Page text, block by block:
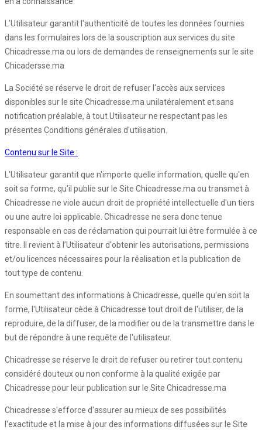
L’Utilisateur garantit l'authenticité de toutes les données fournies
dans les formulaires lors de la souscription aux services du site
Chicadresse.ma ou lors de demandes de renseignements sur le site
Chicadersse.ma
La Société se réserve le droit de refuser l'accès aux services
disponibles sur le site Chicadresse.ma unilatéralement et sans
notification préalable, à tout Utilisateur ne respectant pas les
présentes Conditions générales d'utilisation.
Contenu sur le Site :
L'Utilisateur garantit que n'importe quelle information, quelle qu'en
soit sa forme, qu'il publie sur le Site Chicadresse.ma ou transmet à
Chicadresse ne viole aucun droit de propriété intellectuelle d'un tiers
ou une autre loi applicable. Chicadresse ne sera donc tenue
responsable en cas de réclamation qui pourrait lui être formulée à ce
titre. Il revient à l’Utilisateur d'obtenir les autorisations, permissions
et/ou licences nécessaires pour la réalisation et la publication de
tout type de contenu.
En soumettant des informations à Chicadresse, quelle qu'en soit la
forme, l'Utilisateur cède à Chicadresse tout droit de l'utiliser, de la
reproduire, de la diffuser, de la modifier ou de la transmettre dans le
but de répondre à une requête de l'utilisateur.
Chicadresse se réserve le droit de refuser ou retirer tout contenu
considéré douteux ou non conforme à la qualité exigée par
Chicadresse pour leur publication sur le Site Chicadresse.ma
Chicadresse s'efforce d'assurer au mieux de ses possibilités
l'exactitude et la mise à jour des informations diffusées sur le Site